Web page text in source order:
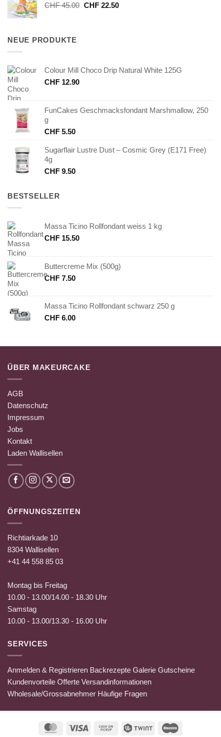
CHF45.00 Ursprünglicher
CHF22.50Aktueller
NEUE PRODUKTE
Colour Mill Choco Drip Natural White 125G
CHF 12.90
FunCakes Geschmacksfondant Marshmallow, 250
g
CHF 5.50
Sugarflair Lustre Dust – Cosmic Grey (E171 Free)
4g
CHF 9.50
BESTSELLER
Massa Ticino Rollfondant weiss 1 kg
CHF 15.50
Buttercreme Mix (500g)
CHF 7.50
Massa Ticino Rollfondant schwarz 250 g
CHF 6.00
ÜBER MAKEURCAKE
AGB
Datenschutz
Impressum
Jobs
Kontakt
Laden Wallisellen
ÖFFNUNGSZEITEN
Richtiarkade 10
8304 Wallisellen
+41 44 558 85 03
Montag bis Freitag
10.00 - 13.00/14.00 - 18.30 Uhr
Samstag
10.00 - 13.00/13.30 - 16.00 Uhr
SERVICES
Anmelden & Registrieren Backrezepte Galerie Gutscheine
Kundenvorteile Offerte Versandinformationen
Wholesale/Grossabnehmer Häufige Fragen
MasterCardVisa
Cash
Twint